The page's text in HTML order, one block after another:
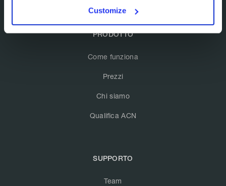
Customize
PRODOTTO
Come funziona
Prezzi
Chi siamo
Qualifica ACN
SUPPORTO
Team